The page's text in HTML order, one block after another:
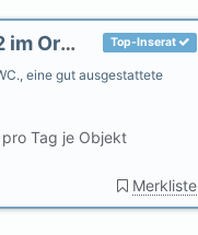
Top-Inserat
Fewo. Friesenjung - Nordseeurlaub für 2 im Ortsteil Dorf
eine gut ausgestattete
pro Tag je Objekt
Merkliste